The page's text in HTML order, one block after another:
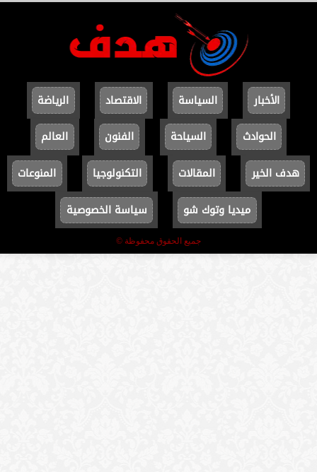
الأخبار السياسة الاقتصاد
الرياضة
الحوادث
السياحة الفنون
العالم
هدف الخير
المقالات التكنولوجيا
المنوعات
ميديا وتوك شو
سياسة الخصوصية
جميع الحقوق محفوظة ©